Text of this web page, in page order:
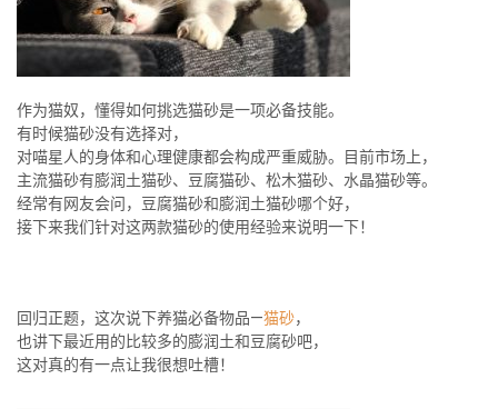
作为猫奴，懂得如何挑选猫砂是一项必备技能。
有时候猫砂没有选择对，
对喵星人的身体和心理健康都会构成严重威胁。目前市场上，
主流猫砂有膨润土猫砂、豆腐猫砂、松木猫砂、水晶猫砂等。
经常有网友会问，豆腐猫砂和膨润土猫砂哪个好，
接下来我们针对这两款猫砂的使用经验来说明一下！
回归正题，这次说下养猫必备物品—猫砂，
也讲下最近用的比较多的膨润土和豆腐砂吧，
这对真的有一点让我很想吐槽！